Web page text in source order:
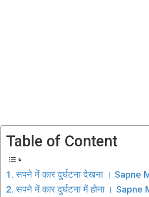
Table of Content
सपने में कार दुर्घटना देखना ।
सपने में कार दुर्घटना में होना ।